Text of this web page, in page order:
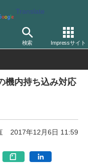
Translate
検索 Impressサイト
シンクタンクフォト
内持ち込み対応
2017年12月6日 11:59